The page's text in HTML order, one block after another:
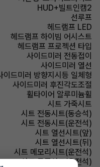
HUD+빌트인캠2
선루프
헤드램프 LED
헤드램프 하이빔 어시스트
헤드램프 프로젝션 타입
사이드미러 전동접이
사이드미러 열선
이드미러 방향지시등 일체형
사이드미러 후진각도조절
휠타이어 알루미늄휠
시트 가죽시트
시트 전동시트(동승석)
시트 전동시트(운전석)
시트 열선시트(앞)
시트 열선시트(뒤)
시트 메모리시트(운전석)
시트 통풍시트(운전석)